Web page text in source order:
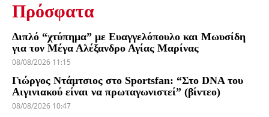
Πρόσφατα
Διπλό “χτύπημα” με Ευαγγελόπουλο και Μωυσίδη
για τον Μέγα Αλέξανδρο Αγίας Μαρίνας
08/08/2026 11:15
Γιώργος Ντάμτσιος στο Sportsfan: “Στο DNA του
Αιγινιακού είναι να πρωταγωνιστεί” (βίντεο)
08/08/2026 10:47